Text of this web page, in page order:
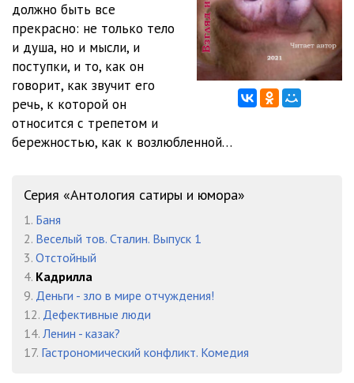
должно быть все
прекрасно: не только тело
и душа, но и мысли, и
поступки, и то, как он
говорит, как звучит его
речь, к которой он
относится с трепетом и
бережностью, как к возлюбленной…
Серия «Антология сатиры и юмора»
1. Баня
2. Веселый тов. Сталин. Выпуск 1
3. Отстойный
4. Кадрилла
9. Деньги - зло в мире отчуждения!
12. Дефективные люди
14. Ленин - казак?
17. Гастрономический конфликт. Комедия